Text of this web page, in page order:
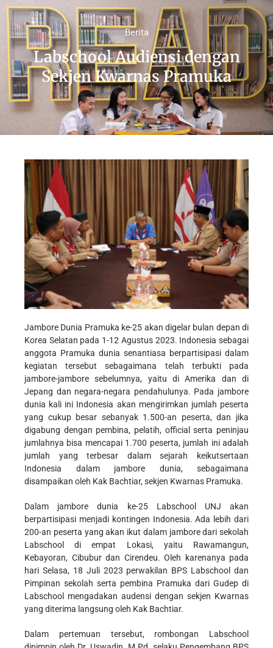
Berita
Labschool Audiensi dengan
Sekjen Kwarnas Pramuka
Jambore Dunia Pramuka ke-25 akan digelar bulan depan di
Korea Selatan pada 1-12 Agustus 2023. Indonesia sebagai
anggota Pramuka dunia senantiasa berpartisipasi dalam
kegiatan tersebut sebagaimana telah terbukti pada
jambore-jambore sebelumnya, yaitu di Amerika dan di
Jepang dan negara-negara pendahulunya. Pada jambore
dunia kali ini Indonesia akan mengirimkan jumlah peserta
yang cukup besar sebanyak 1.500-an peserta, dan jika
digabung dengan pembina, pelatih, official serta peninjau
jumlahnya bisa mencapai 1.700 peserta, jumlah ini adalah
jumlah yang terbesar dalam sejarah keikutsertaan
Indonesia dalam jambore dunia, sebagaimana
disampaikan oleh Kak Bachtiar, sekjen Kwarnas Pramuka.
Dalam jambore dunia ke-25 Labschool UNJ akan
berpartisipasi menjadi kontingen Indonesia. Ada lebih dari
200-an peserta yang akan ikut dalam jambore dari sekolah
Labschool di empat Lokasi, yaitu Rawamangun,
Kebayoran, Cibubur dan Cirendeu. Oleh karenanya pada
hari Selasa, 18 Juli 2023 perwakilan BPS Labschool dan
Pimpinan sekolah serta pembina Pramuka dari Gudep di
Labschool mengadakan audensi dengan sekjen Kwarnas
yang diterima langsung oleh Kak Bachtiar.
Dalam pertemuan tersebut, rombongan Labschool